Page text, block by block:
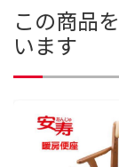
この商品
います